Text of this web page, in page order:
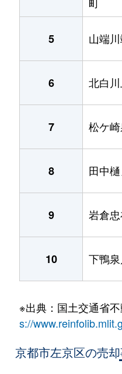
5 山端
6 北白
7 松ケ
8 田中
9 岩倉
10 下鴨
※出典：国土交通省
s://
京都市左京区の売